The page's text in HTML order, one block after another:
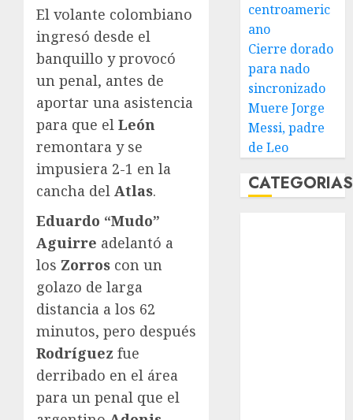
El volante colombiano
ingresó desde el
banquillo y provocó
un penal, antes de
aportar una asistencia
para que el León
remontara y se
impusiera 2-1 en la
cancha del Atlas.
Eduardo “Mudo”
Aguirre adelantó a
los Zorros con un
golazo de larga
distancia a los 62
minutos, pero después
Rodríguez fue
derribado en el área
para un penal que el
centroameric
ano
Cierre dorado
para nado
sincronizado
Muere Jorge
Messi, padre
de Leo
CATEGORIAS